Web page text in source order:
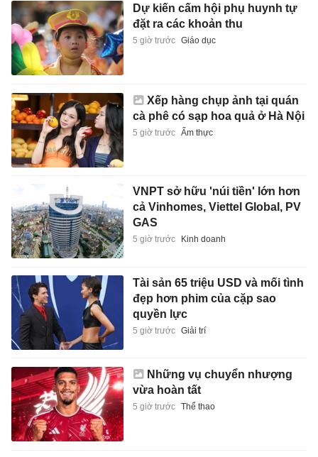
Dự kiến cấm hội phụ huynh tự
đặt ra các khoản thu
5 giờ trước Giáo dục
Xếp hàng chụp ảnh tại quán
cà phê có sạp hoa quả ở Hà Nội
5 giờ trước Ẩm thực
VNPT sở hữu 'núi tiền' lớn hơn
cả Vinhomes, Viettel Global, PV
GAS
5 giờ trước Kinh doanh
Tài sản 65 triệu USD và mối tình
đẹp hơn phim của cặp sao
quyền lực
5 giờ trước Giải trí
Những vụ chuyển nhượng
vừa hoàn tất
5 giờ trước Thể thao